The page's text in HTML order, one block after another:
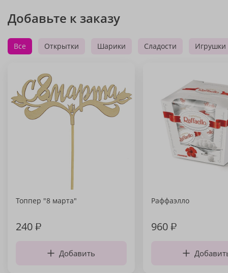
Добавьте к заказу
Все Открытки Шарики Сладости Игрушки
Топпер "8 марта"
240₽
Добавить
Раффаэлло
960₽